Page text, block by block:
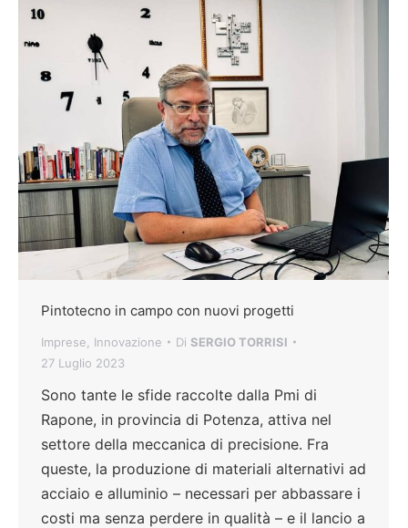
Pintotecno in campo con nuovi progetti
Imprese Innovazione Di SERGIO TORRISI
27 Luglio 2023
Sono tante le sfide raccolte dalla Pmi di
Rapone, in provincia di Potenza, attiva nel
settore della meccanica di precisione. Fra
queste, la produzione di materiali alternativi ad
acciaio e alluminio – necessari per abbassare i
costi ma senza perdere in qualità – e il lancio a